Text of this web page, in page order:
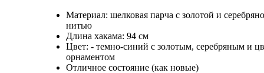
Материал: шелковая парча с золотой и
нитью
Длина хакама: 94 см
Цвет: - темно-синий с золотым, серебряным и
орнаментом
Отличное состояние (как новые)